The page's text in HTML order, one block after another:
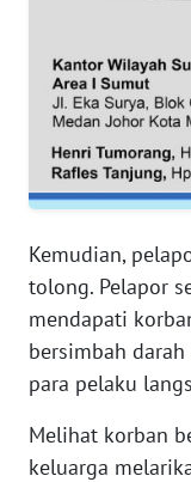
Kemudian,
tolong. Pelapor
mendapati
bersimbah
para pelaku
Melihat korban
keluarga
WN
SERAMBI
WN
JAMBI
WN
SULTRA
WN
WN
SULTENG